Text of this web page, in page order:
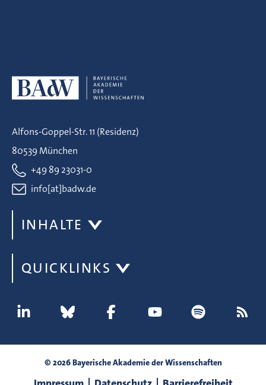
Alfons-Goppel-Str. 11 (Residenz)
80539 München
+49 89 23031-0
info[at]badw.de
INHALTE
QUICKLINKS
© 2026 Bayerische Akademie der Wissenschaften